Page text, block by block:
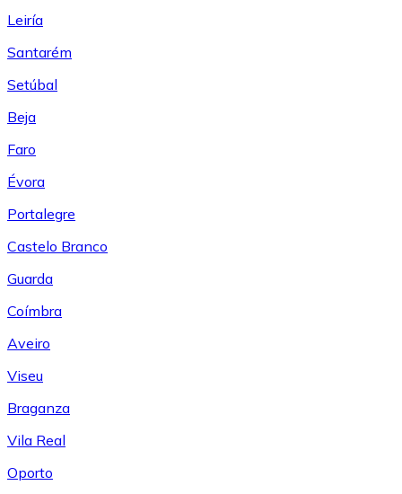
Leiría
Santarém
Setúbal
Beja
Faro
Évora
Portalegre
Castelo Branco
Guarda
Coímbra
Aveiro
Viseu
Braganza
Vila Real
Oporto